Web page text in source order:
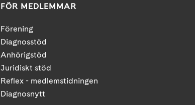
FÖR MEDLEMMAR
Förening
Diagnosstöd
Anhörigstöd
Juridiskt stöd
Reflex - medlemstidningen
Diagnosnytt